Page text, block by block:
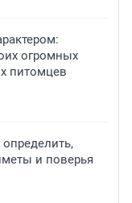
огромных
питомцев
и поверья